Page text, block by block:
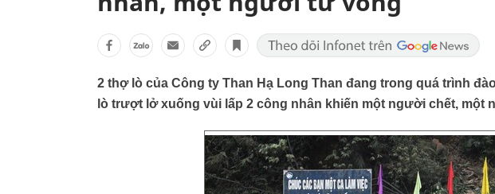
2 thợ lò của Công ty Than Hạ Long Than đang trong quá trình
lò trượt lở xuống vùi lấp 2 công nhân khiến một người chết, một